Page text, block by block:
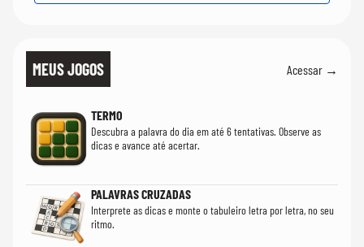
MEUS JOGOS Acessar →
TERMO
Descubra a palavra do dia em até 6 tentativas. Observe as
dicas e avance até acertar.
PALAVRAS CRUZADAS
Interprete as dicas e monte o tabuleiro letra por letra, no seu
ritmo.